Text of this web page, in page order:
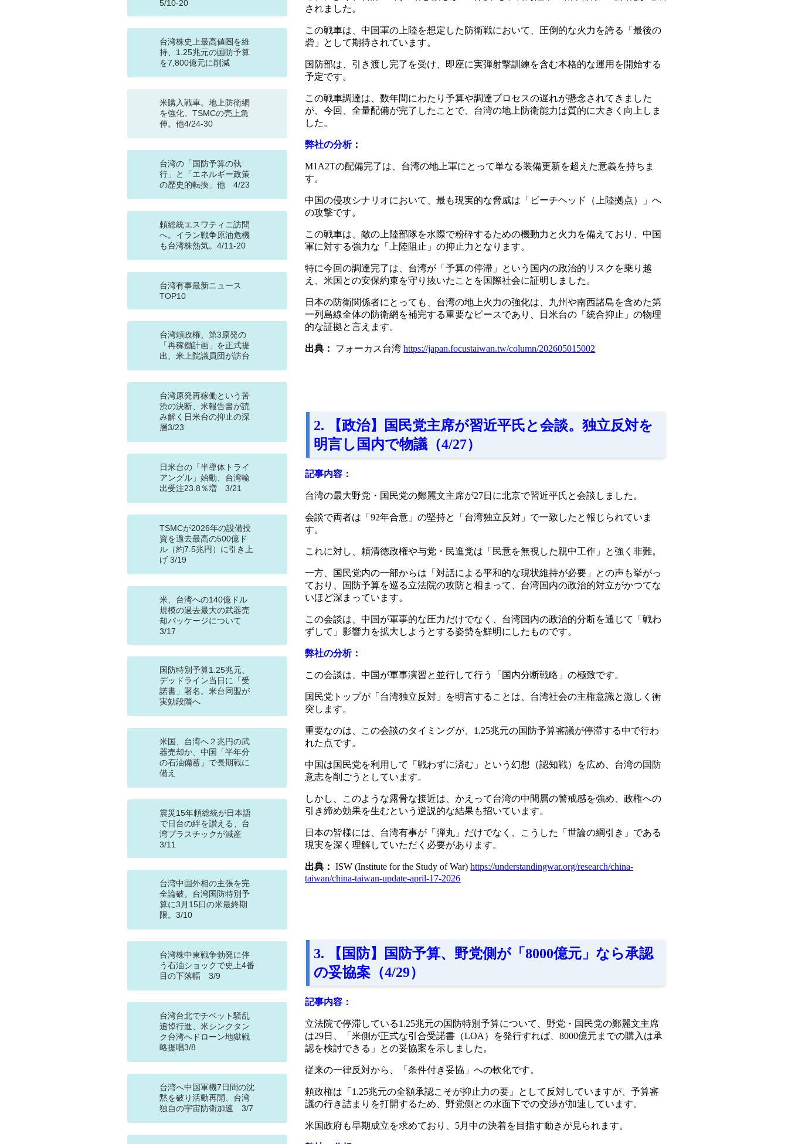
5/10-20
台湾株史上最高値圏を維
持、1.25兆元の国防予算
を7,800億元に削減
米購入戦車。地上防衛網
を強化。TSMCの売上急
伸。他4/24-30
台湾の「国防予算の執
行」と「エネルギー政策
の歴史的転換」他 4/23
頼総統エスワティニ訪問
へ。イラン戦争原油危機
も台湾株熱気。4/11-20
台湾有事最新ニュース
TOP10
台湾頼政権、第3原発の
「再稼働計画」を正式提
出、米上院議員団が訪台
台湾原発再稼働という苦
渋の決断、米報告書が読
み解く日米台の抑止の深
層3/23
日米台の「半導体トライ
アングル」始動、台湾輸
出受注23.8％増 3/21
TSMCが2026年の設備投
資を過去最高の500億ド
ル（約7.5兆円）に引き上
げ 3/19
米、台湾への140億ドル
規模の過去最大の武器売
却パッケージについて
3/17
国防特別予算1.25兆元、
デッドライン当日に「受
諾書」署名。米台同盟が
実効段階へ
米国、台湾へ２兆円の武
器売却か、中国「半年分
の石油備蓄」で長期戦に
備え
震災15年頼総統が日本語
で日台の絆を讃える、台
湾プラスチックが減産
3/11
台湾中国外相の主張を完
全論破。台湾国防特別予
算に3月15日の米最終期
限。3/10
台湾株中東戦争勃発に伴
う石油ショックで史上4番
目の下落幅 3/9
台湾台北でチベット騒乱
追悼行進、米シンクタン
ク台湾へドローン地獄戦
略提唱3/8
台湾へ中国軍機7日間の沈
黙を破り活動再開、台湾
独自の宇宙防衛加速 3/7
されました。
この戦車は、中国軍の上陸を想定した防衛戦において、圧倒的な火力を誇る「最後の
砦」として期待されています。
国防部は、引き渡し完了を受け、即座に実弾射撃訓練を含む本格的な運用を開始する
予定です。
この戦車調達は、数年間にわたり予算や調達プロセスの遅れが懸念されてきました
が、今回、全量配備が完了したことで、台湾の地上防衛能力は質的に大きく向上しま
した。
弊社の分析：
M1A2Tの配備完了は、台湾の地上軍にとって単なる装備更新を超えた意義を持ちま
す。
中国の侵攻シナリオにおいて、最も現実的な脅威は「ビーチヘッド（上陸拠点）」へ
の攻撃です。
この戦車は、敵の上陸部隊を水際で粉砕するための機動力と火力を備えており、中国
軍に対する強力な「上陸阻止」の抑止力となります。
特に今回の調達完了は、台湾が「予算の停滞」という国内の政治的リスクを乗り越
え、米国との安保約束を守り抜いたことを国際社会に証明しました。
日本の防衛関係者にとっても、台湾の地上火力の強化は、九州や南西諸島を含めた第
一列島線全体の防衛網を補完する重要なピースであり、日米台の「統合抑止」の物理
的な証拠と言えます。
出典： フォーカス台湾https://japan.focustaiwan.tw/column/202605015002
2. 【政治】国民党主席が習近平氏と会談。独立反対を
明言し国内で物議（4/27）
記事内容：
台湾の最大野党・国民党の鄭麗文主席が27日に北京で習近平氏と会談しました。
会談で両者は「92年合意」の堅持と「台湾独立反対」で一致したと報じられていま
す。
これに対し、頼清徳政権や与党・民進党は「民意を無視した親中工作」と強く非難。
一方、国民党内の一部からは「対話による平和的な現状維持が必要」との声も挙がっ
ており、国防予算を巡る立法院の攻防と相まって、台湾国内の政治的対立がかつてな
いほど深まっています。
この会談は、中国が軍事的な圧力だけでなく、台湾国内の政治的分断を通じて「戦わ
ずして」影響力を拡大しようとする姿勢を鮮明にしたものです。
弊社の分析：
この会談は、中国が軍事演習と並行して行う「国内分断戦略」の極致です。
国民党トップが「台湾独立反対」を明言することは、台湾社会の主権意識と激しく衝
突します。
重要なのは、この会談のタイミングが、1.25兆元の国防予算審議が停滞する中で行わ
れた点です。
中国は国民党を利用して「戦わずに済む」という幻想（認知戦）を広め、台湾の国防
意志を削ごうとしています。
しかし、このような露骨な接近は、かえって台湾の中間層の警戒感を強め、政権への
引き締め効果を生むという逆説的な結果も招いています。
日本の皆様には、台湾有事が「弾丸」だけでなく、こうした「世論の綱引き」である
現実を深く理解していただく必要があります。
出典： ISW (Institute for the Study of War)https://understandingwar.org/research/china-
taiwan/china-taiwan-update-april-17-2026
3. 【国防】国防予算、野党側が「8000億元」なら承認
の妥協案（4/29）
記事内容：
立法院で停滞している1.25兆元の国防特別予算について、野党・国民党の鄭麗文主席
は29日、「米側が正式な引合受諾書（LOA）を発行すれば、8000億元までの購入は承
認を検討できる」との妥協案を示しました。
従来の一律反対から、「条件付き妥協」への軟化です。
頼政権は「1.25兆元の全額承認こそが抑止力の要」として反対していますが、予算審
議の行き詰まりを打開するため、野党側との水面下での交渉が加速しています。
米国政府も早期成立を求めており、5月中の決着を目指す動きが見られます。